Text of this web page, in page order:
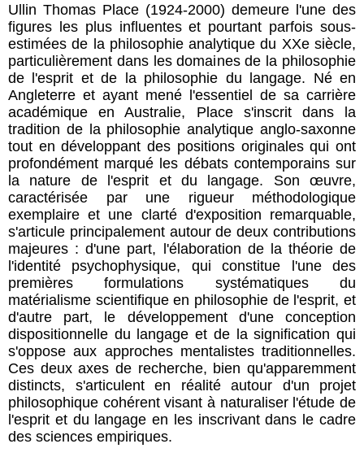
Ullin Thomas Place (1924-2000) demeure l'une des
figures les plus influentes et pourtant parfois sous-
estimées de la philosophie analytique du XXe siècle,
particulièrement dans les domaines de la philosophie
de l'esprit et de la philosophie du langage. Né en
Angleterre et ayant mené l'essentiel de sa carrière
académique en Australie, Place s'inscrit dans la
tradition de la philosophie analytique anglo-saxonne
tout en développant des positions originales qui ont
profondément marqué les débats contemporains sur
la nature de l'esprit et du langage. Son œuvre,
caractérisée par une rigueur méthodologique
exemplaire et une clarté d'exposition remarquable,
s'articule principalement autour de deux contributions
majeures : d'une part, l'élaboration de la théorie de
l'identité psychophysique, qui constitue l'une des
premières formulations systématiques du
matérialisme scientifique en philosophie de l'esprit, et
d'autre part, le développement d'une conception
dispositionnelle du langage et de la signification qui
s'oppose aux approches mentalistes traditionnelles.
Ces deux axes de recherche, bien qu'apparemment
distincts, s'articulent en réalité autour d'un projet
philosophique cohérent visant à naturaliser l'étude de
l'esprit et du langage en les inscrivant dans le cadre
des sciences empiriques.